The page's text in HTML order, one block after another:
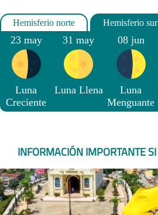
23 may
Luna
Creciente
31 may
Luna Llena
08 jun
Luna
Menguante
INFORMACIÓN IMPORTANTE